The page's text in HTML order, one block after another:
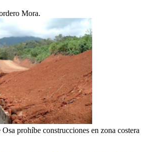
Mora.
prohíbe construcciones en zona costera